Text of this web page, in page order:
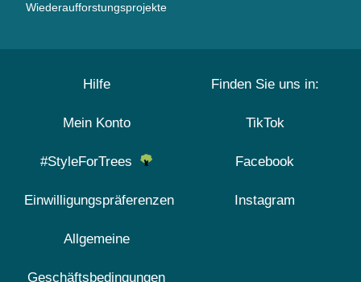
Wiederaufforstungsprojekte
Hilfe
Mein Konto
#StyleForTrees
Einwilligungspräferenzen
Allgemeine
Geschäftsbedingungen
Finden Sie uns in:
TikTok
Facebook
Instagram